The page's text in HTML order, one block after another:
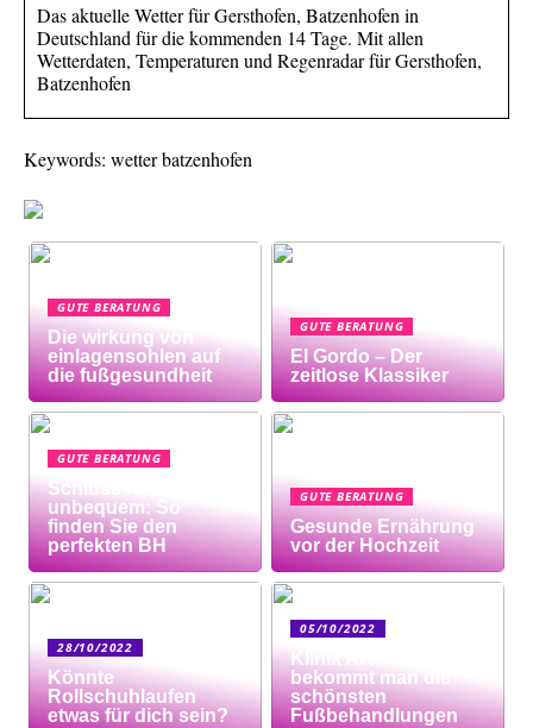
Das aktuelle Wetter für Gersthofen, Batzenhofen in
Deutschland für die kommenden 14 Tage. Mit allen
Wetterdaten, Temperaturen und Regenradar für Gersthofen,
Batzenhofen
Keywords: wetter batzenhofen
GUTE BERATUNG
Die wirkung von
einlagensohlen auf
die fußgesundheit
GUTE BERATUNG
El Gordo – Der
zeitlose Klassiker
GUTE BERATUNG
Schluss mit
unbequem: So
finden Sie den
perfekten BH
GUTE BERATUNG
Gesunde Ernährung
vor der Hochzeit
28/10/2022
Könnte
Rollschuhlaufen
etwas für dich sein?
05/10/2022
Klinik AK: Hier
bekommt man die
schönsten
Fußbehandlungen